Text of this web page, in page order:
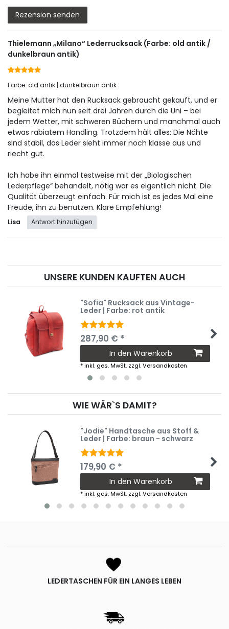
Rezension senden
Thielemann „Milano“ Lederrucksack (Farbe: old antik /
dunkelbraun antik)
Farbe: old antik | dunkelbraun antik
Meine Mutter hat den Rucksack gebraucht gekauft, und er
begleitet mich nun seit drei Jahren durch die Uni – bei
jedem Wetter, mit schweren Büchern und manchmal auch
etwas rabiatem Handling. Trotzdem hält alles: Die Nähte
sind stabil, das Leder sieht immer noch klasse aus und
riecht gut.
Ich habe ihn einmal testweise mit der „Biologischen
Lederpflege“ behandelt, nötig war es eigentlich nicht. Die
Qualität überzeugt einfach. Für mich ist es jedes Mal eine
Freude, ihn zu benutzen. Klare Empfehlung!
Lisa Antwort hinzufügen
UNSERE KUNDEN KAUFTEN AUCH
"Sofia" Rucksack aus Vintage-
Leder | Farbe: rot antik
287,90 € *
In den Warenkorb
*inkl. ges. MwSt. zzgl.Versandkosten
WIE WÄR`S DAMIT?
"Jodie" Handtasche aus Stoff &
Leder | Farbe: braun - schwarz
179,90 € *
In den Warenkorb
*inkl. ges. MwSt. zzgl.Versandkosten
LEDERTASCHEN FÜR EIN LANGES LEBEN